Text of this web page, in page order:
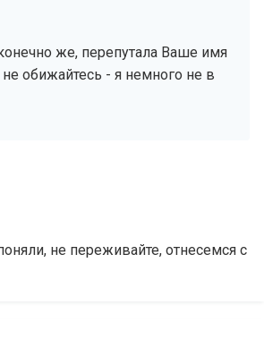
же, перепутала Ваше имя
обижайтесь - я немного не в
не переживайте, отнесемся с